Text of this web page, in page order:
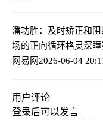
潘功胜：及时矫正和
场的正向循环格灵深瞳
网易网2026-06-04
用户评论
登录后可以发言